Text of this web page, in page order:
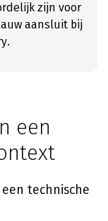
zijn voor
aansluit bij
een
technische